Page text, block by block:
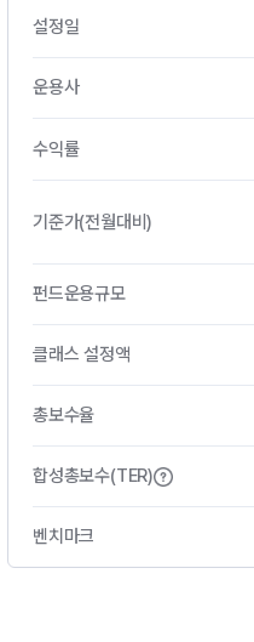
설정일
운용사
수익률
기준가(전월대비)
펀드운용규모
클래스 설정액
총보수율
합성총보수(TER)
벤치마크